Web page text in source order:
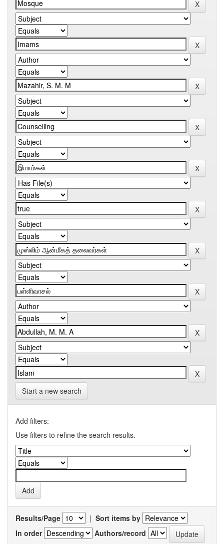
Start a new search
Add filters:
Use filters to refine the search results.
Results/Page | Sort items by
In order
Authors/record